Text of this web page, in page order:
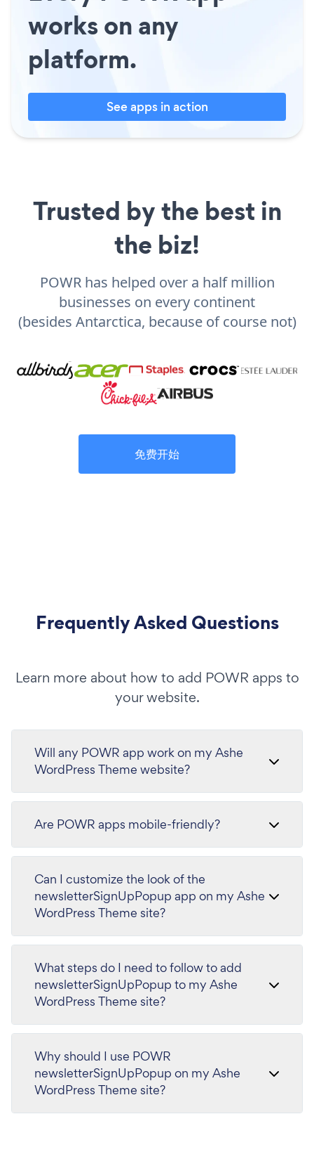
works on any
platform.
See apps in action
Trusted by the best in
the biz!
POWR has helped over a half million
businesses on every continent
(besides Antarctica, because of course not)
免费开始
Frequently Asked Questions
Learn more about how to add POWR apps to
your website.
Will any POWR app work on my Ashe
WordPress Theme website?
Are POWR apps mobile-friendly?
Can I customize the look of the
newsletterSignUpPopup app on my Ashe
WordPress Theme site?
What steps do I need to follow to add
newsletterSignUpPopup to my Ashe
WordPress Theme site?
Why should I use POWR
newsletterSignUpPopup on my Ashe
WordPress Theme site?